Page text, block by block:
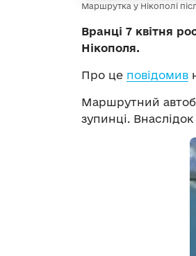
Маршрутка у Нікополі
Вранці 7 квітня
Нікополя.
Про це повідомив
Маршрутний
зупинці.